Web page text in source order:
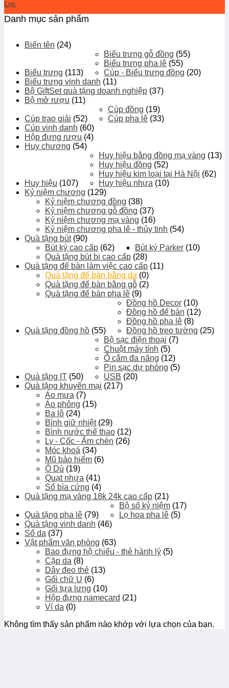
Lọc
Danh mục sản phẩm
Biển tên (24)
Biểu trưng (113)
Biểu trưng gỗ đồng (55)
Biểu trưng pha lê (55)
Cúp - Biểu trưng đồng (20)
Biểu trưng vinh danh (11)
Bộ GiftSet quà tặng doanh nghiệp (37)
Bộ mở rượu (11)
Cúp trao giải (52)
Cúp đồng (19)
Cúp pha lê (33)
Cúp vinh danh (60)
Hộp đựng rượu (4)
Huy chương (54)
Huy hiệu (107)
Huy hiệu bằng đồng mạ vàng (13)
Huy hiệu đồng (52)
Huy hiệu kim loại tại Hà Nội (62)
Huy hiệu nhựa (10)
Kỷ niệm chương (129)
Kỷ niệm chương đồng (38)
Kỷ niệm chương gỗ đồng (37)
Kỷ niệm chương mạ vàng (16)
Kỷ niệm chương pha lê - thủy tinh (54)
Quà tặng bút (90)
Bút ký cao cấp (62) Bút ký Parker (10)
Quà tặng bút bi cao cấp (28)
Quà tặng để bàn làm việc cao cấp (11)
Quà tặng để bàn bằng da (0)
Quà tặng để bàn bằng gỗ (2)
Quà tặng để bàn pha lê (9)
Quà tặng đồng hồ (55)
Đồng hồ Decor (10)
Đồng hồ để bàn (12)
Đồng hồ pha lê (8)
Đồng hồ treo tường (25)
Quà tặng IT (50)
Bộ sạc điện thoại (7)
Chuột máy tính (5)
Ổ cắm đa năng (12)
Pin sạc dự phòng (5)
USB (20)
Quà tặng khuyến mại (217)
Áo mưa (7)
Áo phông (15)
Ba lô (24)
Bình giữ nhiệt (29)
Bình nước thể thao (12)
Ly - Cốc - Ấm chén (26)
Móc khoá (34)
Mũ bảo hiểm (6)
Ô Dù (19)
Quạt nhựa (41)
Sổ bìa cứng (4)
Quà tặng mạ vàng 18k 24k cao cấp (21)
Quà tặng pha lê (79)
Bộ số kỷ niệm (17)
Lọ hoa pha lê (5)
Quà tặng vinh danh (46)
Sổ da (37)
Vật phẩm văn phòng (63)
Bao đựng hộ chiếu - thẻ hành lý (5)
Cặp da (8)
Dây đeo thẻ (13)
Gối chữ U (6)
Gối tựa lưng (10)
Hộp đựng namecard (21)
Ví da (0)
Không tìm thấy sản phẩm nào khớp với lựa chọn của bạn.